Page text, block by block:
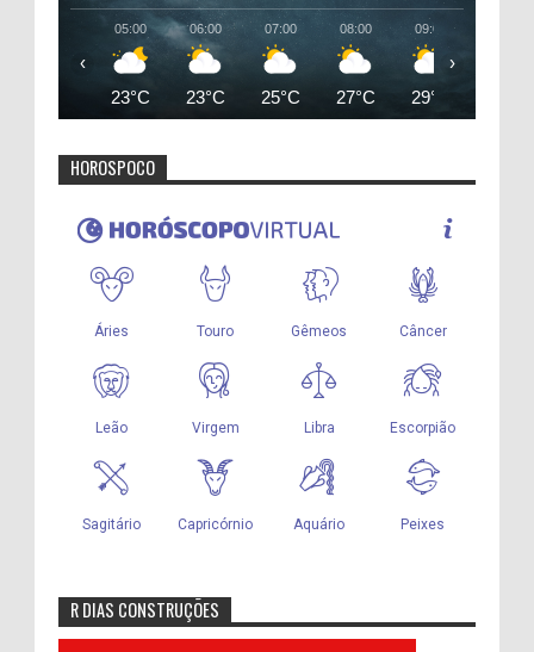
05:00
23°C
06:00
23°C
07:00
25°C
08:00
27°C
09:00
29°C
‹ ›
HOROSPOCO
R DIAS CONSTRUÇÕES